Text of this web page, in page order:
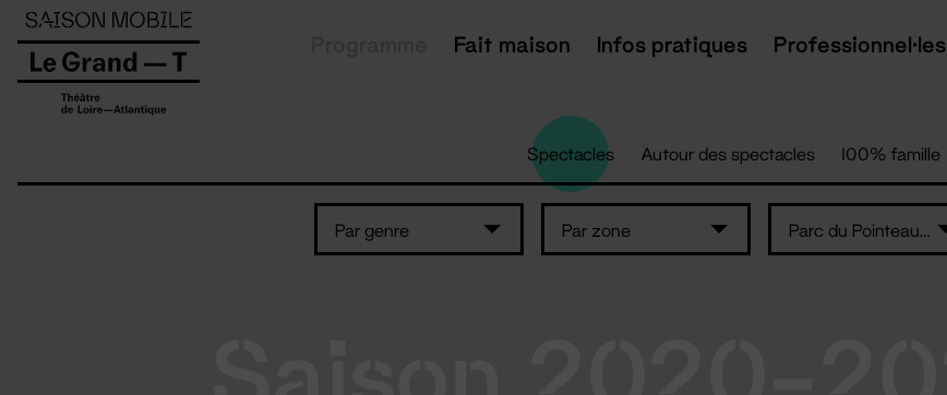
Fait maison Infos pratiques Professionnel·les
Spectacles Autour des spectacles 100% famille
Par genre Par zone Parc du Pointeau - Saint-Brévin-les-Pins
Panneau de gestion des cookies